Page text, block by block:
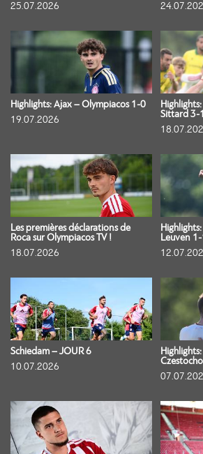
25.07.2026
Highlights: Ajax – Olympiacos 1-0
19.07.2026
Sittard 3-1
Les premières déclarations de
Roca sur Olympiacos TV !
18.07.2026
Leuven 1-
Schiedam – JOUR 6
10.07.2026